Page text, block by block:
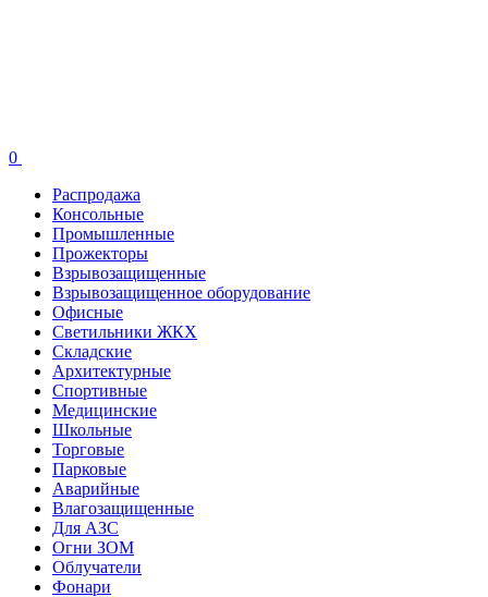
0
Распродажа
Консольные
Промышленные
Прожекторы
Взрывозащищенные
Взрывозащищенное оборудование
Офисные
Cветильники ЖКХ
Складские
Архитектурные
Спортивные
Медицинские
Школьные
Торговые
Парковые
Аварийные
Влагозащищенные
Для АЗС
Огни ЗОМ
Облучатели
Фонари